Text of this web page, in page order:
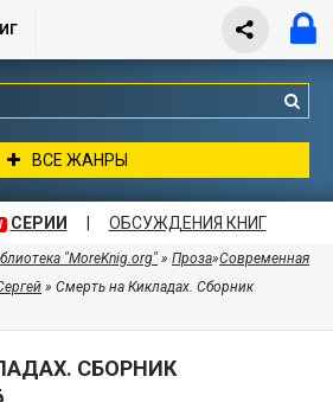
ВСЕ ЖАНРЫ
СЕРИИ ОБСУЖДЕНИЯ КНИГ
"MoreKnig.org" » Проза»Современная
» Смерть на Кикладах. Сборник
СБОРНИК